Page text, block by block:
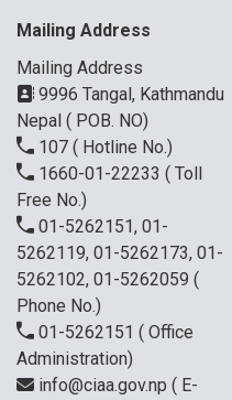
Mailing Address
Mailing Address
9996 Tangal, Kathmandu
Nepal ( POB. NO)
107 ( Hotline No.)
1660-01-22233 ( Toll
Free No.)
01-5262151, 01-
5262119, 01-5262173, 01-
5262102, 01-5262059 (
Phone No.)
01-5262151 ( Office
Administration)
info@ciaa.gov.np ( E-